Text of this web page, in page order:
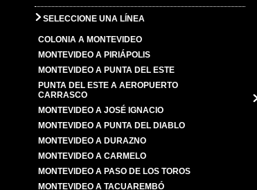
SELECCIONE UNA LÍNEA
COLONIA A MONTEVIDEO
MONTEVIDEO A PIRIÁPOLIS
MONTEVIDEO A PUNTA DEL ESTE
PUNTA DEL ESTE A AEROPUERTO
CARRASCO
MONTEVIDEO A JOSÉ IGNACIO
MONTEVIDEO A PUNTA DEL DIABLO
MONTEVIDEO A DURAZNO
MONTEVIDEO A CARMELO
MONTEVIDEO A PASO DE LOS TOROS
MONTEVIDEO A TACUAREMBÓ